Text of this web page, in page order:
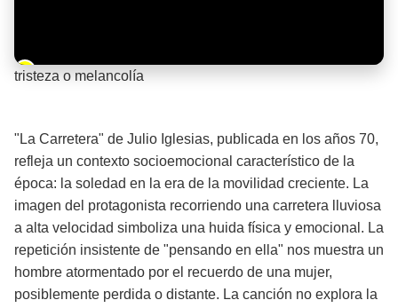
Barra de progreso de la reproducción
tristeza o melancolía
"La Carretera" de Julio Iglesias, publicada en los años 70,
refleja un contexto socioemocional característico de la
época: la soledad en la era de la movilidad creciente. La
imagen del protagonista recorriendo una carretera lluviosa
a alta velocidad simboliza una huida física y emocional. La
repetición insistente de "pensando en ella" nos muestra un
hombre atormentado por el recuerdo de una mujer,
posiblemente perdida o distante. La canción no explora la